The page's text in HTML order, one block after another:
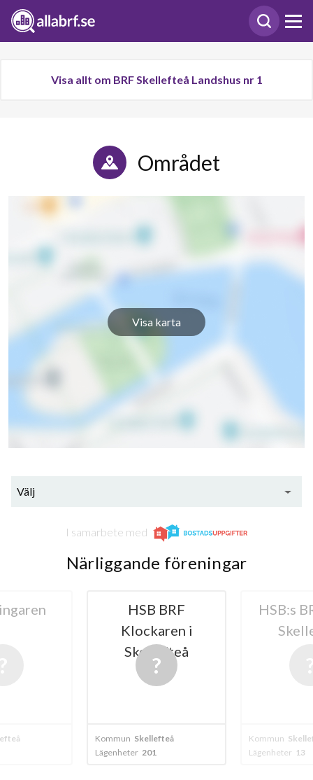
Visa allt om BRF Skellefteå Landshus nr 1
Området
Visa karta
Välj
I samarbete med
Närliggande föreningar
HSB BRF
Klockaren i
Skellefteå
Kommun Skellefteå
Lägenheter 201
HSB:s
Kommun
Lägenheter 13